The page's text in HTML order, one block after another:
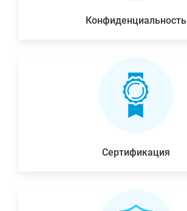
Конфиденциальность
Сертификация